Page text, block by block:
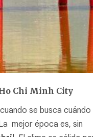
Chi Minh City
se busca cuándo
mejor época es, sin